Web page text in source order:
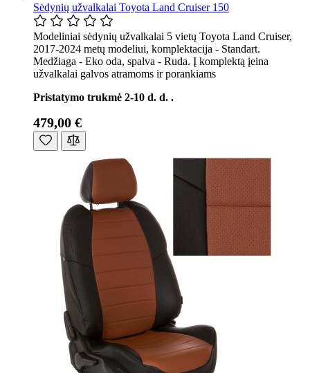
Sėdynių užvalkalai Toyota Land Cruiser 150
Modeliniai sėdynių užvalkalai 5 vietų Toyota Land Cruiser,
2017-2024 metų modeliui, komplektacija - Standart.
Medžiaga - Eko oda, spalva - Ruda. Į komplektą įeina
užvalkalai galvos atramoms ir porankiams
Pristatymo trukmė 2-10 d. d. .
479,00 €